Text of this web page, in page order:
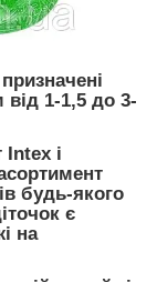
від 1-1,5 до 3-
Intex і
будь-якого
є
на